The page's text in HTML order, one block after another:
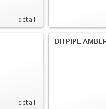
détail+
détail+
DH PIPE